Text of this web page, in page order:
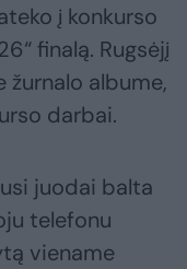
į konkurso
finalą. Rugsėjį
albume,
darbai.
juodai balta
telefonu
viename